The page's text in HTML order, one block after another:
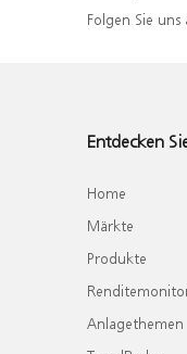
Folgen Sie uns
Entdecken
Home
Märkte
Produkte
Anlagethemen